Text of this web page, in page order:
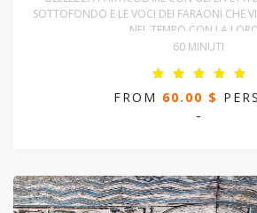
SOTTOFONDO E LE VOCI DEI FARAONI CHE
NEL TEMPO CON LA
60 MINUTI
FROM 60.00 $
-